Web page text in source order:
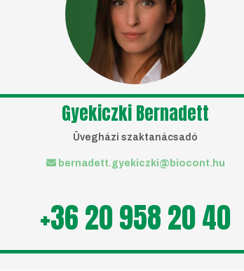
Gyekiczki Bernadett
Üvegházi szaktanácsadó
bernadett.gyekiczki@biocont.hu
+36 20 958 20 40